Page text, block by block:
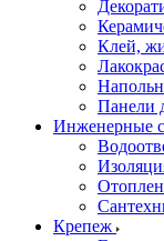
Клей,
Панели
Инженерные
Крепеж